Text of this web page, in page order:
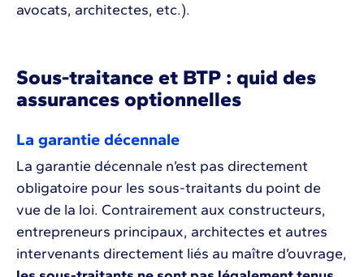
avocats, architectes, etc.).
Sous-traitance et BTP : quid des
assurances optionnelles
La garantie décennale
La garantie décennale n’est pas directement
obligatoire pour les sous-traitants du point de
vue de la loi. Contrairement aux constructeurs,
entrepreneurs principaux, architectes et autres
intervenants directement liés au maître d’ouvrage,